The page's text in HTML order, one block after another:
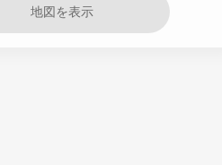
地図を表示